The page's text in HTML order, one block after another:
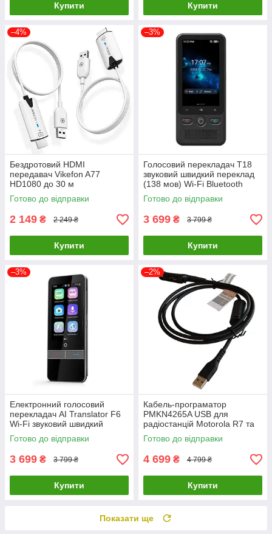
Купити Купити
–4%
Бездротовий HDMI
передавач Vikefon A77
HD1080 до 30 м
Готово до відправки
2 149 ₴ 2 249 ₴
Купити
–3%
Голосовий перекладач T18
звуковий швидкий переклад
(138 мов) Wi-Fi Bluetooth
1400 мАг
Готово до відправки
3 699 ₴ 3 799 ₴
Купити
–3%
Електронний голосовий
перекладач AI Translator F6
Wi-Fi звуковий швидкий
переклад (139 мов)
Готово до відправки
3 699 ₴ 3 799 ₴
Купити
–2%
Кабель-програматор
PMKN4265A USB для
радіостанцій Motorola R7 та
R7A (1 м) Чорний
Готово до відправки
4 699 ₴ 4 799 ₴
Купити
Показати ще